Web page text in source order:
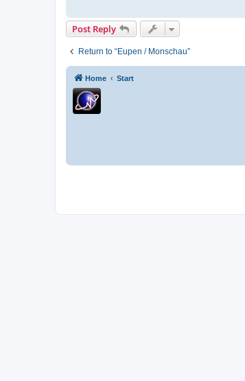
Post Reply
Return to “Eupen / Monschau”
Home Start